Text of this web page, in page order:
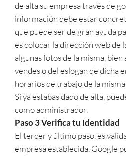
de alta su empresa través de
información debe estar
que puede ser de gran ayuda
es colocar la dirección web de
algunas fotos de la misma,
vendes o del eslogan de dicha
horarios de trabajo de la
Si ya estabas dado de alta,
como administrador.
Paso 3 Verifica tu Identidad
El tercer y último paso, es
empresa establecida. Google